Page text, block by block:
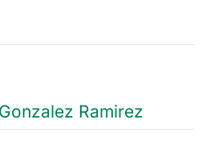
Ramirez